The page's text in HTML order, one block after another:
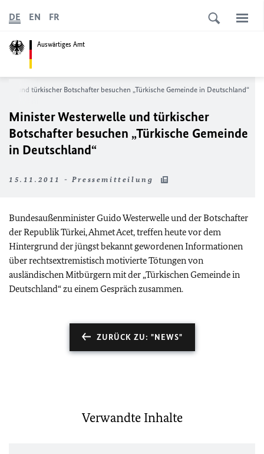
Auswärtiges Amt
DE EN FR
und türkischer Botschafter besuchen „Türkische Gemeinde in Deutschland“
Minister Westerwelle und türkischer
Botschafter besuchen „Türkische Gemeinde
in Deutschland“
15.11.2011 - Pressemitteilung
Bundesaußenminister Guido Westerwelle und der Botschafter
der Republik Türkei, Ahmet Acet, treffen heute vor dem
Hintergrund der jüngst bekannt gewordenen Informationen
über rechtsextremistisch motivierte Tötungen von
ausländischen Mitbürgern mit der „Türkischen Gemeinde in
Deutschland“ zu einem Gespräch zusammen.
ZURÜCK ZU: "NEWS"
Verwandte Inhalte